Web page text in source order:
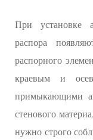
При установке
распора
распорного
краевым и
примыкающими
стенового
нужно строго